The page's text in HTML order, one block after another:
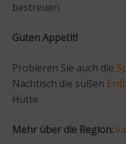
bestreuen.
Guten Appetit!
Probieren Sie auch die
Nachtisch die süßen
Hütte
Mehr über die Region: